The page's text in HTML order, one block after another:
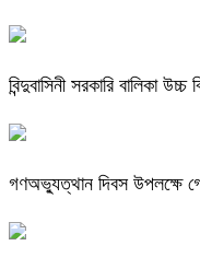
বিন্দুবাসিনী সরকারি বালিকা
গণঅভ্যুত্থান দিবস উপলক্ষে